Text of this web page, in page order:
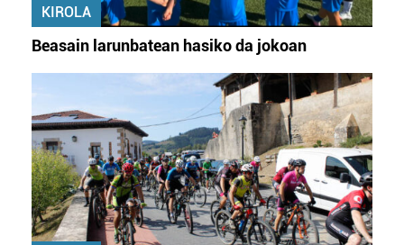
KIROLA
Beasain larunbatean hasiko da jokoan